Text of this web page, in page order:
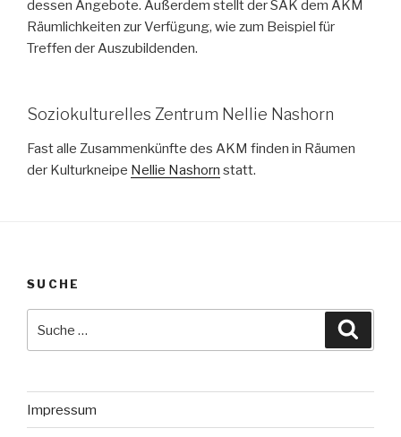
dessen Angebote. Außerdem stellt der SAK dem AKM
Räumlichkeiten zur Verfügung, wie zum Beispiel für
Treffen der Auszubildenden.
Soziokulturelles Zentrum Nellie Nashorn
Fast alle Zusammenkünfte des AKM finden in Räumen
der Kulturkneipe Nellie Nashorn statt.
SUCHE
nach:
Impressum